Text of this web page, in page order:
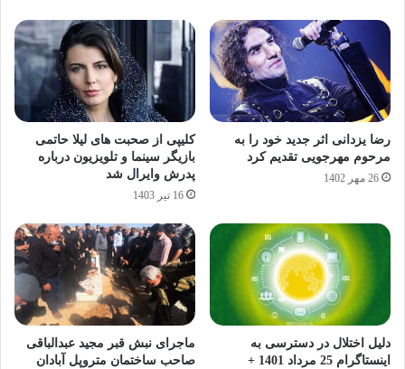
رضا یزدانی اثر جدید خود را به
مرحوم مهرجویی تقدیم کرد
26 مهر 1402
کلیپی از صحبت های لیلا حاتمی
بازیگر سینما و تلویزیون درباره
پدرش وایرال شد
16 تیر 1403
دلیل اختلال در دسترسی به
اینستاگرام 25 مرداد 1401 +
ماجرای نبش قبر مجید عبدالباقی
صاحب ساختمان متروپل آبادان